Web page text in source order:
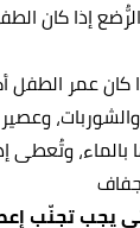
إذا كان
كان عمر
بالماء، وتُعطى
يجب تجنّب